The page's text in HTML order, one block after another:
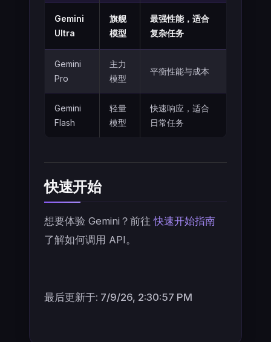
Gemini
Ultra
旗舰
模型
最强性能，适合
复杂任务
Gemini
Pro
主力
模型
平衡性能与成本
Gemini
Flash
轻量
模型
快速响应，适合
日常任务
快速开始
想要体验 Gemini？前往快速开始指南
了解如何调用 API。
最后更新于: 7/9/26, 2:30:57 PM